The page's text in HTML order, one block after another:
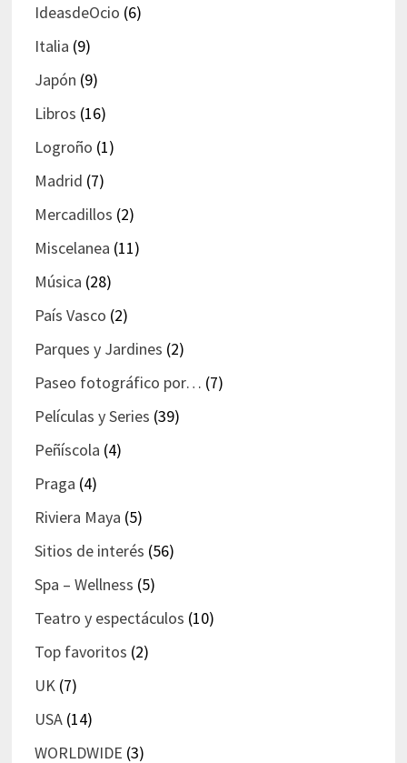
IdeasdeOcio (6)
Italia (9)
Japón (9)
Libros (16)
Logroño (1)
Madrid (7)
Mercadillos (2)
Miscelanea (11)
Música (28)
País Vasco (2)
Parques y Jardines (2)
Paseo fotográfico por… (7)
Películas y Series (39)
Peñíscola (4)
Praga (4)
Riviera Maya (5)
Sitios de interés (56)
Spa – Wellness (5)
Teatro y espectáculos (10)
Top favoritos (2)
UK(7)
USA(14)
WORLDWIDE (3)